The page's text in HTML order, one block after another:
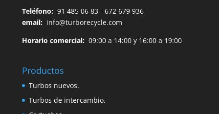
Teléfono: 91 485 06 83 - 672 679 936
email: info@turborecycle.com
Horario comercial:09:00 a 14:00 y 16:00 a 19:00
Productos
Turbos nuevos.
Turbos de intercambio.